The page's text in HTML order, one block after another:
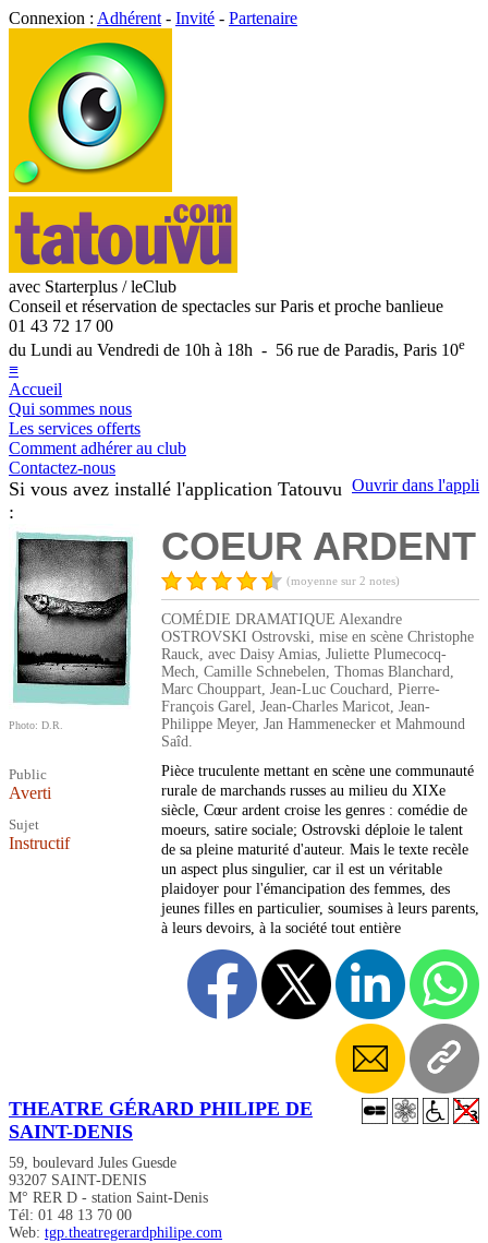
Connexion : Adhérent - Invité - Partenaire
avec Starterplus / leClub
Conseil et réservation de spectacles sur Paris et proche banlieue
01 43 72 17 00
du Lundi au Vendredi de 10h à 18h - 56 rue de Paradis, Paris 10e
≡
Accueil
Qui sommes nous
Les services offerts
Comment adhérer au club
Contactez-nous
Ouvrir dans l'appli
Si vous avez installé l'application Tatouvu
:
Photo: D.R.
Public
Averti
Sujet
Instructif
COEUR ARDENT
(moyenne sur 2 notes)
COMÉDIE DRAMATIQUE Alexandre
OSTROVSKI Ostrovski, mise en scène Christophe
Rauck, avec Daisy Amias, Juliette Plumecocq-
Mech, Camille Schnebelen, Thomas Blanchard,
Marc Chouppart, Jean-Luc Couchard, Pierre-
François Garel, Jean-Charles Maricot, Jean-
Philippe Meyer, Jan Hammenecker et Mahmound
Saîd.
Pièce truculente mettant en scène une communauté
rurale de marchands russes au milieu du XIXe
siècle, Cœur ardent croise les genres : comédie de
moeurs, satire sociale; Ostrovski déploie le talent
de sa pleine maturité d'auteur. Mais le texte recèle
un aspect plus singulier, car il est un véritable
plaidoyer pour l'émancipation des femmes, des
jeunes filles en particulier, soumises à leurs parents,
à leurs devoirs, à la société tout entière
THEATRE GÉRARD PHILIPE DE
SAINT-DENIS
59, boulevard Jules Guesde
93207 SAINT-DENIS
M° RER D - station Saint-Denis
Tél: 01 48 13 70 00
Web: tgp.theatregerardphilipe.com